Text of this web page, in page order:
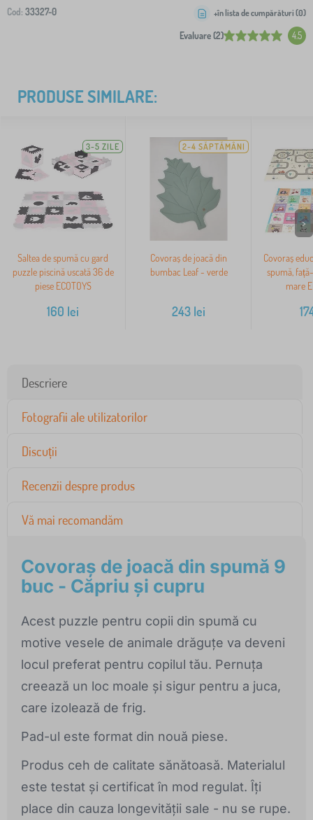
Cod: 33327-0
Evaluare (2) 4.5
+în lista de cumpărături (0)
PRODUSE SIMILARE:
3-5 ZILE
Saltea de spumă cu gard
puzzle piscină uscată 36 de
piese ECOTOYS
160 lei
2-4 SĂPTĂMÂNI
Covoraș de joacă din
bumbac Leaf - verde
243 lei
Covoraș
spumă,
mare
>
Descriere
Fotografii ale utilizatorilor
Discuții
Recenzii despre produs
Vă mai recomandăm
Covoraș de joacă din spumă 9
buc - Căpriu și cupru
Acest puzzle pentru copii din spumă cu
motive vesele de animale drăguțe va deveni
locul preferat pentru copilul tău. Pernuța
creează un loc moale și sigur pentru a juca,
care izolează de frig.
Pad-ul este format din nouă piese.
Produs ceh de calitate sănătoasă. Materialul
este testat și certificat în mod regulat. Îți
place din cauza longevității sale - nu se rupe.